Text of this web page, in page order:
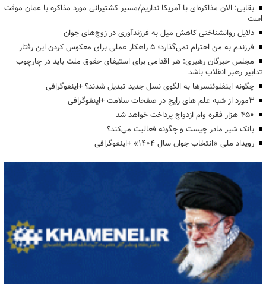
بقایی: الان مذاکره‌ای با آمریکا نداریم/مسیر کشتیرانی مورد مذاکره با عمان موقت
است
دلایل روانشناختی کاهش میل به فرزندآوری در زوج‌های جوان
فرزندم به من احترام نمی‌گذارد؛ ۵ راهکار عملی برای معکوس کردن این رفتار
مجلس خبرگان رهبری: هر اقدامی برای استیفای حقوق ملت باید در چارچوب
تدابیر رهبر انقلاب باشد
چگونه اینفلوئنسرها به الگوی نسل جدید تبدیل شدند؟ +اینفوگرافی
3مورد از شبه علم های رایج در صفحات سلامت +اینفوگرافی
۴۵۰ هزار فقره وام ازدواج پرداخت خواهد شد
بانک شیر مادر چیست و چگونه فعالیت می‌کند؟
رویداد ملی «انتخاب جوان سال ۱۴۰۴» +اینفوگرافی